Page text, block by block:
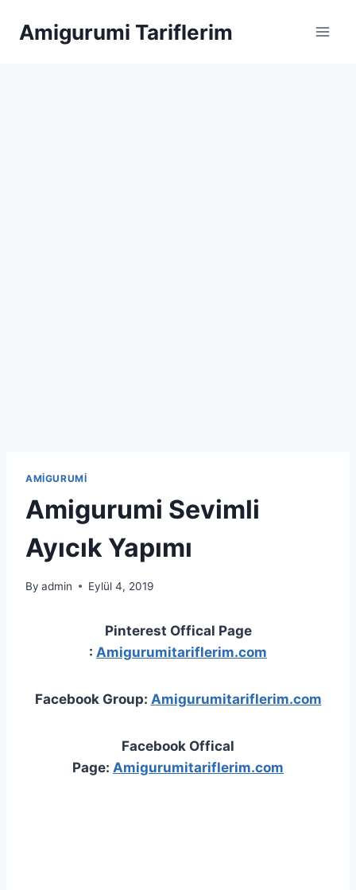
Amigurumi Tariflerim
AMIGURUMI
Amigurumi Sevimli
Ayıcık Yapımı
By admin Eylül 4, 2019
Pinterest Offical Page
: Amigurumitariflerim.com
Facebook Group: Amigurumitariflerim.com
Facebook Offical
Page: Amigurumitariflerim.com